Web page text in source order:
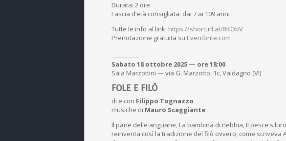
Durata: 2 ore
Fascia d’età consigliata: dai 7 ai 109 anni
Tutte le info al link: https://shorturl.at/8KObV
Prenotazione gratuita su Eventbrite.com
Sabato 18 ottobre 2025 — ore 18:00
Sala Marzottini — via G. Marzotto, 1c, Valdagno (VI)
FOLE E FILÓ
di e con Filippo Tognazzo
musiche di Mauro Scaggiante
Il pane delle anguane, La bambina di nebbia, Il pesce
reinventa così la tradizione del filò ovvero, come scriveva